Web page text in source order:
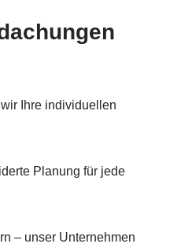
Ihre individuellen
Planung für jede
– unser Unternehmen